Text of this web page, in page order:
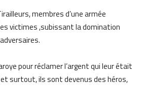
membres d’une armée
victimes ,subissant la domination
pour réclamer l’argent qui leur était
surtout, ils sont devenus des héros,